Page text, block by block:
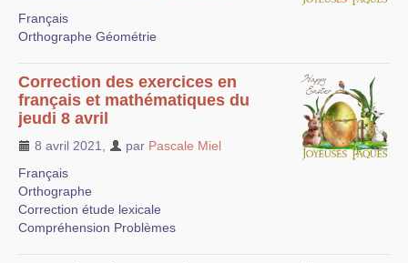
Français
Orthographe Géométrie
Correction des exercices en
français et mathématiques du
jeudi 8 avril
8 avril 2021 par Pascale Miel
Français
Orthographe
Correction étude lexicale
Compréhension Problèmes